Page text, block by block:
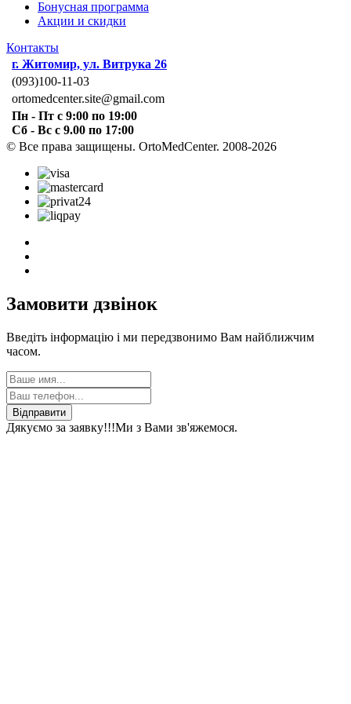
Бонусная программа
Акции и скидки
Контакты
г. Житомир, ул. Витрука 26
(093)100-11-03
ortomedcenter.site@gmail.com
Пн - Пт с 9:00 по 19:00
Сб - Вс с 9.00 по 17:00
© Все права защищены. OrtoMedCenter. 2008-2026
Замовити дзвінок
Введіть інформацію і ми передзвонимо Вам найближчим
часом.
Відправити
Дякуємо за заявку!!!Ми з Вами зв'яжемося.